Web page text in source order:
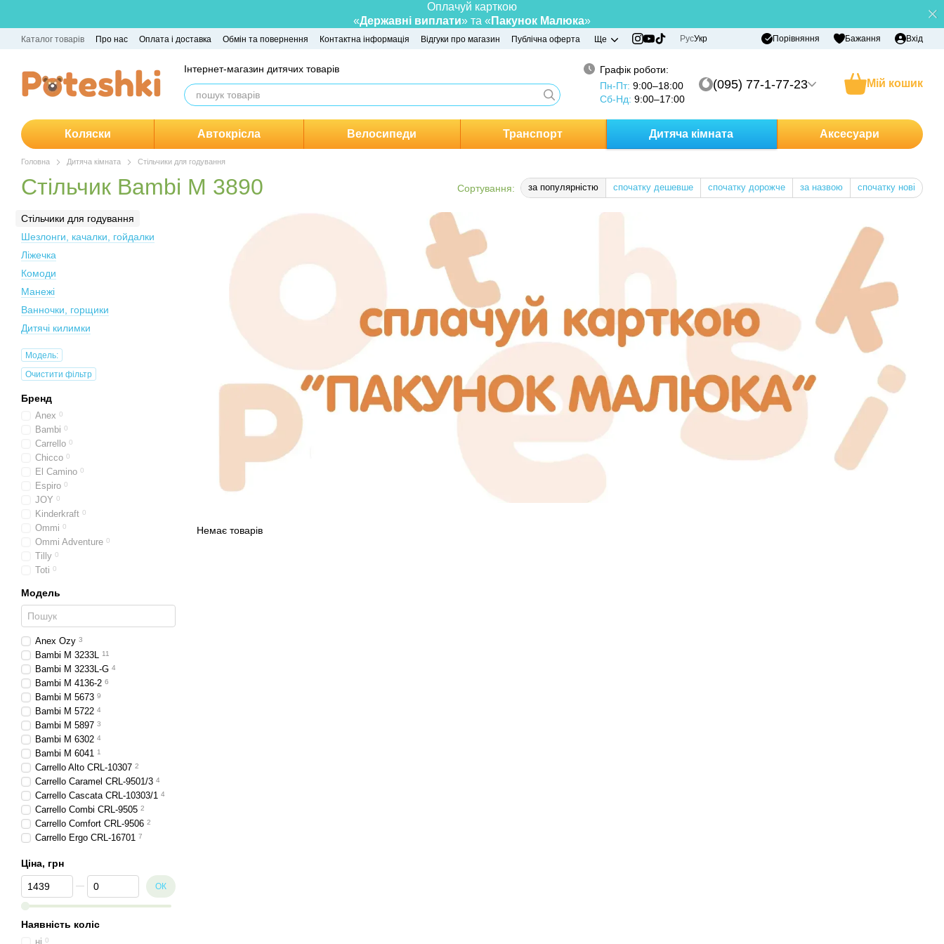
Оплачуй карткою
«Державні виплати» та « Пакунок Малюка»
Каталог товарів Про нас Оплата і доставка Обмін та повернення Контактна інформація Відгуки про магазин Публічна оферта Ще РусУкр Порівняння Бажання Вхід
Інтернет-магазин дитячих товарів
Графік роботи:
Пн-Пт: 9:00–18:00
Сб-Нд: 9:00–17:00
(095) 77-1-77-23 Мій кошик
Коляски Автокрісла Велосипеди Транспорт Дитяча кімната Аксесуари
Головна Дитяча кімната Стільчики для годування
Стільчик Bambi M 3890 Сортування: за популярністю спочатку дешевше спочатку дорожче за назвою спочатку нові
Немає товарів
Стільчики для годування
Шезлонги, качалки, гойдалки
Ліжечка
Комоди
Манежі
Ванночки, горщики
Дитячі килимки
Модель:
Очистити фільтр
Бренд
Anex 0
Bambi 0
Carrello 0
Chicco 0
El Camino 0
Espiro 0
JOY 0
Kinderkraft 0
Ommi 0
Ommi Adventure 0
Tilly 0
Toti 0
Модель
Anex Ozy 3
Bambi M 3233L 11
Bambi M 3233L-G 4
Bambi M 4136-2 6
Bambi M 5673 9
Bambi M 5722 4
Bambi M 5897 3
Bambi M 6302 4
Bambi М 6041 1
Carrello Alto CRL-10307 2
Carrello Caramel CRL-9501/3 4
Carrello Cascata CRL-10303/1 4
Carrello Combi CRL-9505 2
Carrello Comfort CRL-9506 2
Carrello Ergo CRL-16701 7
Carrello Junior CRL-1412
Carrello Lotus CRL-12101
Carrello Select CRL-16301 4
Carrello Stella CRL-9503 4
Carrello Tenero CRL-9507
Carrello Toffee CRL-9502/3
Ціна, грн
Від Ціна, грн
До Ціна, грн ОК
Наявність коліс
ні 0